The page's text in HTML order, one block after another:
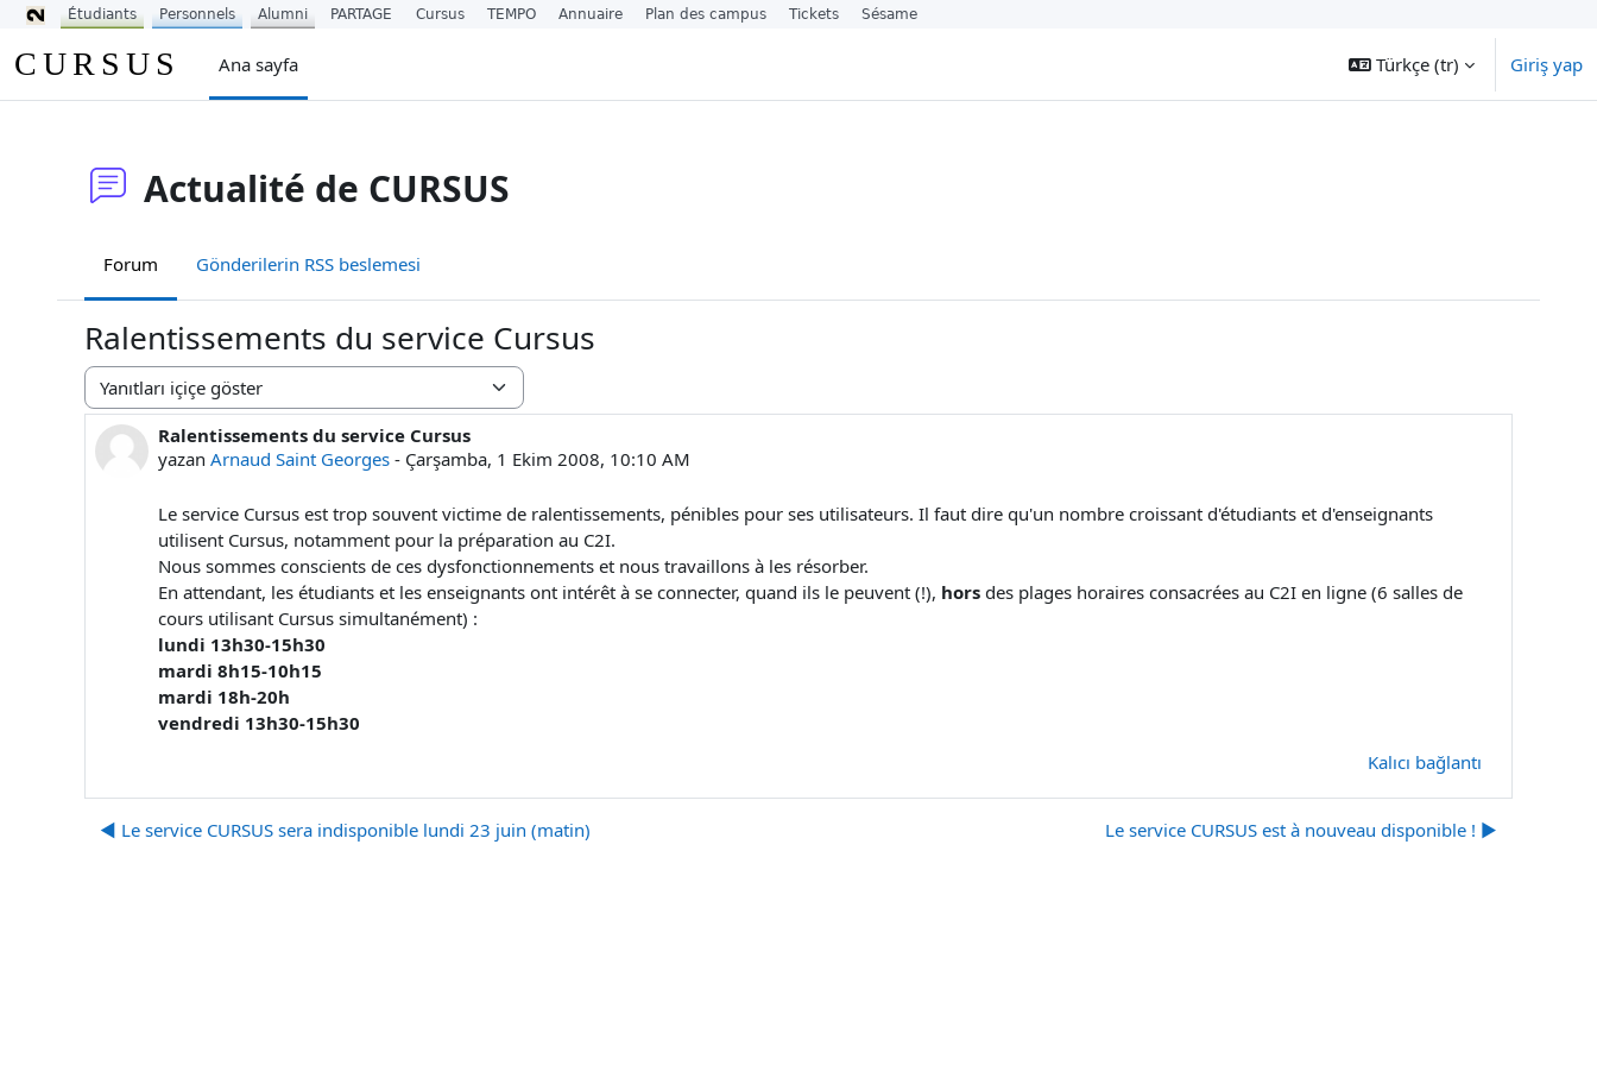
CURSUS Ana sayfa Türkçe ‎(tr)‎ Giriş yap
Actualité de CURSUS
Forum Gönderilerin RSS beslemesi
Ralentissements du service Cursus
Görünüm modu
Ralentissements du service Cursus
yazan Arnaud Saint Georges - Çarşamba, 1 Ekim 2008, 10:10 AM
Yanıt sayısı: 0
Le service Cursus est trop souvent victime de ralentissements, pénibles pour ses utilisateurs. Il faut dire qu'un nombre croissant d'étudiants et d'enseignants
utilisent Cursus, notamment pour la préparation au C2I.
Nous sommes conscients de ces dysfonctionnements et nous travaillons à les résorber.
En attendant, les étudiants et les enseignants ont intérêt à se connecter, quand ils le peuvent (!), hors des plages horaires consacrées au C2I en ligne (6 salles de
cours utilisant Cursus simultanément) :
lundi 13h30-15h30
mardi 8h15-10h15
mardi 18h-20h
vendredi 13h30-15h30
Kalıcı bağlantı
◀︎ Le service CURSUS sera indisponible lundi 23 juin (matin) Le service CURSUS est à nouveau disponible ! ▶︎
Étudiants Personnels Alumni PARTAGE Cursus TEMPO Annuaire Plan des campus Tickets Sésame